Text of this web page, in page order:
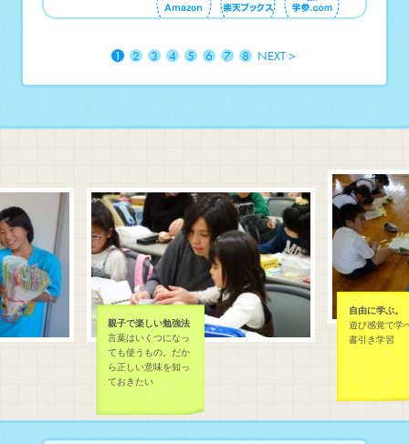
1 2 3 4 5 6 7 8 NEXT＞
親子で楽しい勉強法
言葉はいくつになっ
ても使うもの。だか
ら正しい意味を知っ
ておきたい
自由に学ぶ。
遊び感覚で学べる辞
書引き学習